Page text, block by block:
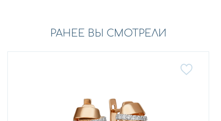
РАНЕЕ ВЫ СМОТРЕЛИ